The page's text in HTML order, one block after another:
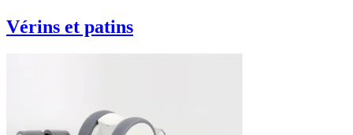
Vérins et patins